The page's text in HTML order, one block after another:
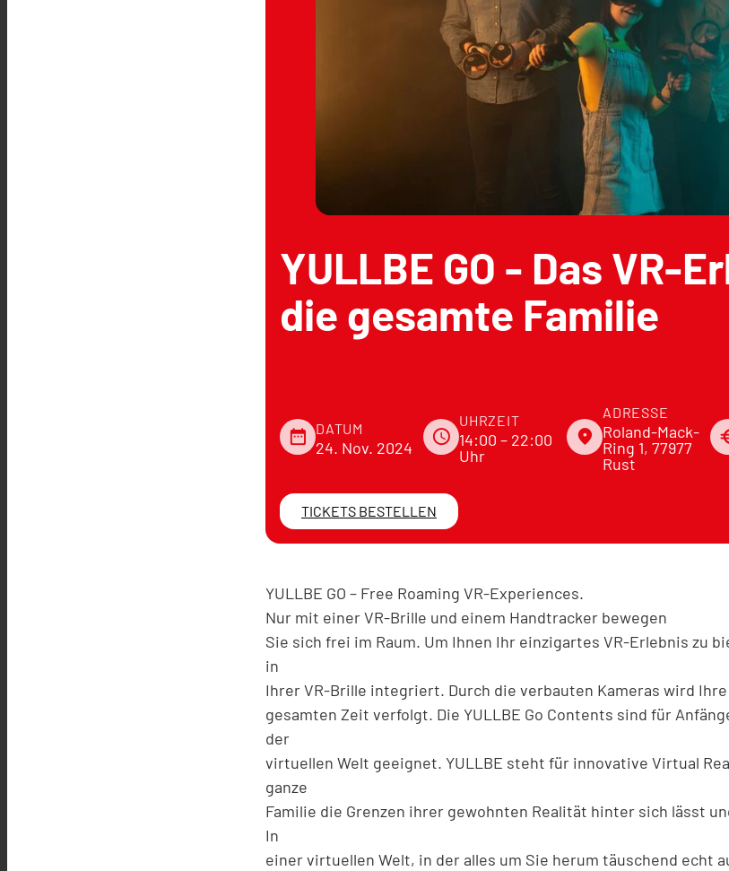
YULLBE GO - Das VR-
die gesamte Familie
date_range DATUM
24. Nov. 2024
schedule
UHRZEIT
14:00 – 22:00
Uhr
place
ADRESSE
Roland-Mack-
Ring 1, 77977
Rust
TICKETS BESTELLEN
YULLBE GO – Free Roaming VR-Experiences.
Nur mit einer VR-Brille und einem Handtracker bewegen
Sie sich frei im Raum. Um Ihnen Ihr einzigartes VR-Erlebnis zu
in
Ihrer VR-Brille integriert. Durch die verbauten Kameras wird
gesamten Zeit verfolgt. Die YULLBE Go Contents sind für
der
virtuellen Welt geeignet. YULLBE steht für innovative Virtual
ganze
Familie die Grenzen ihrer gewohnten Realität hinter sich lässt
In
einer virtuellen Welt, in der alles um Sie herum täuschend echt